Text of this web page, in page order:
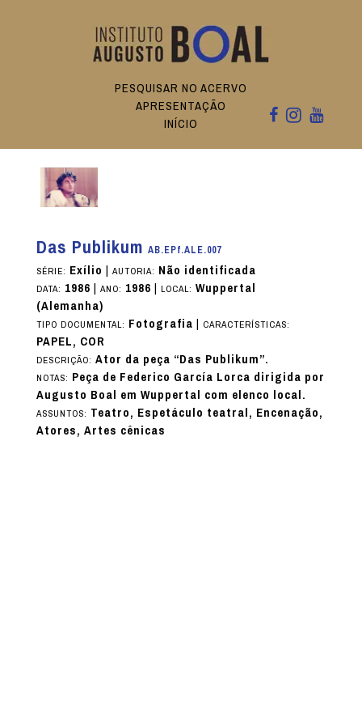
PESQUISAR NO ACERVO
APRESENTAÇÃO
INÍCIO
Das Publikum AB.EPf.ALE.007
SÉRIE: Exílio | AUTORIA: Não identificada
DATA: 1986| ANO: 1986| LOCAL: Wuppertal
(Alemanha)
TIPO DOCUMENTAL: Fotografia| CARACTERÍSTICAS:
PAPEL, COR
DESCRIÇÃO: Ator da peça “Das Publikum”.
NOTAS: Peça de Federico García Lorca dirigida por
Augusto Boal em Wuppertal com elenco local.
ASSUNTOS: Teatro, Espetáculo teatral, Encenação,
Atores, Artes cênicas